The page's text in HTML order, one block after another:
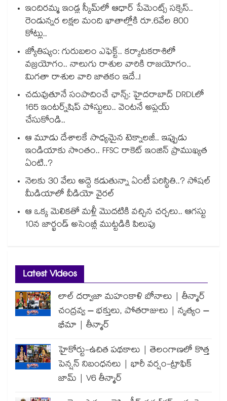
ఇందిరమ్మ ఇండ్ల స్కీమ్‌‌‌‌‌‌‌‌లో ఆధార్ పేమెంట్స్ సక్సెస్..
రెండున్నర లక్షల మంది ఖాతాల్లోకి రూ.6వేల 800
కోట్లు..
జ్యోతిష్యం: గురుబలం ఎఫెక్ట్.. కర్కాటకరాశిలో
వజ్రయోగం.. నాలుగు రాశుల వారికి రాజయోగం..
మిగతా రాశుల వారి జాతకం ఇదే..!
చదువుతూనే సంపాదించే ఛాన్స్: హైదరాబాద్ DRDLలో
165 ఇంటర్న్‌షిప్ పోస్టులు.. వెంటనే అప్లయ్
చేసుకోండి..
ఆ మూడు దేశాలకే సాధ్యమైన టెక్నాలజీ.. ఇప్పుడు
ఇండియాకు సొంతం.. FFSC రాకెట్ ఇంజిన్ ప్రాముఖ్యత
ఏంటి..?
నెలకు 30 వేలు అద్దె కడుతున్నా ఏంటీ పరిస్థితి..? సోషల్
మీడియాలో వీడియో వైరల్
ఆ ఒక్క మెలికతో మళ్లీ మొదటికి వచ్చిన చర్చలు.. ఆగస్టు
10న జార్ఖండ్ అసెంబ్లీ ముట్టడికి పిలుపు
Latest Videos
లాల్ దర్వాజా మహంకాళి బోనాలు | తీన్మార్
చంద్రవ్వ – భక్తులు, పోతరాజులు | నృత్యం –
భీమా | తీన్మార్
హైకోర్టు-ఉచిత పథకాలు | తెలంగాణలో కొత్త
పెన్షన్ నిబంధనలు | భారీ వర్షం-ట్రాఫిక్
జామ్ | V6 తీన్మార్